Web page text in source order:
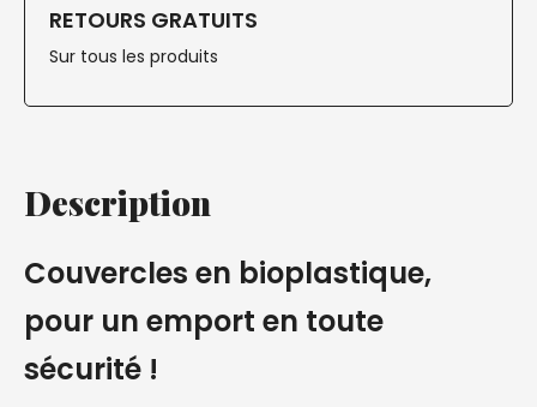
RETOURS GRATUITS
Sur tous les produits
Description
Couvercles en bioplastique,
pour un emport en toute
sécurité !